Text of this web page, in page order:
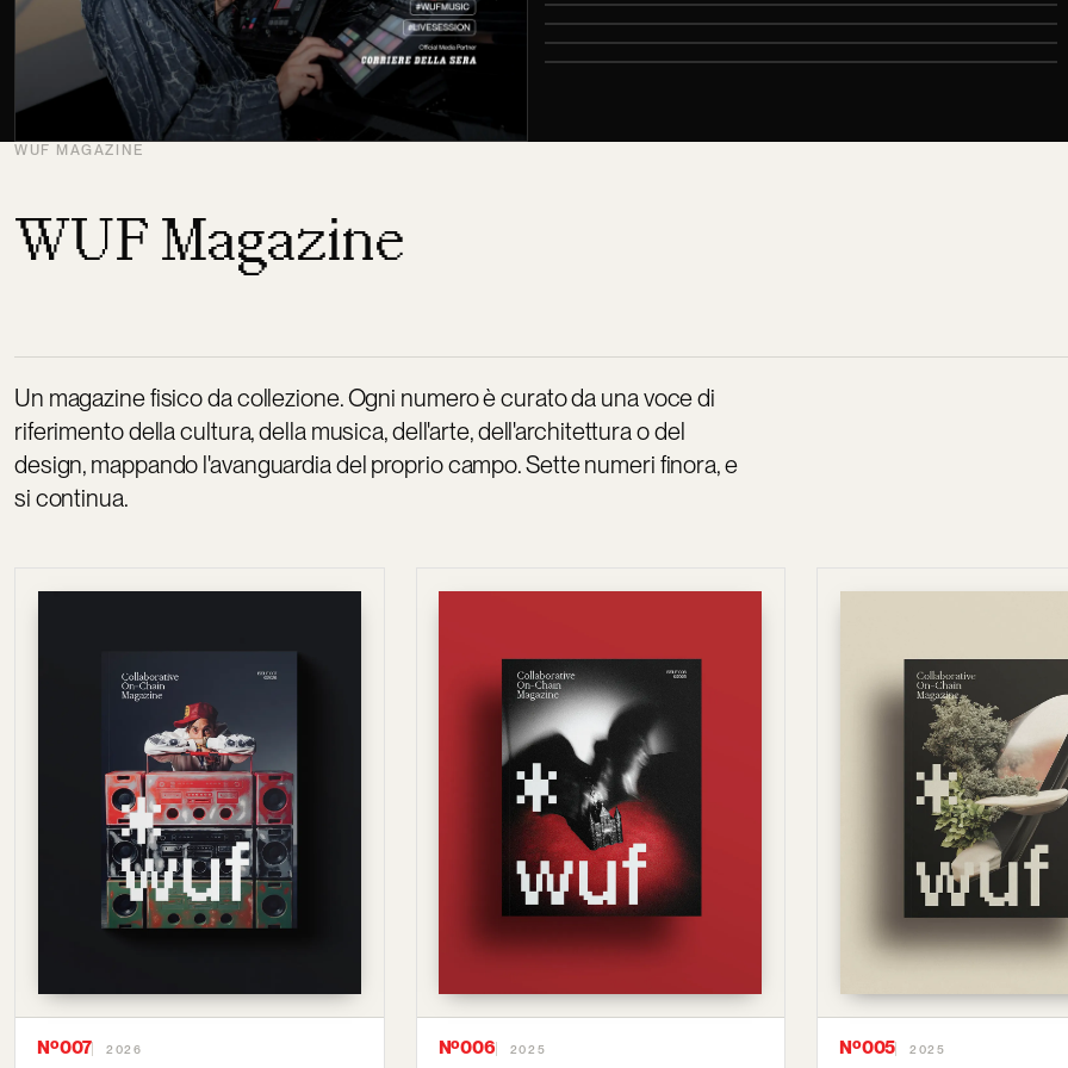
WUF MAGAZINE
WUF Magazine
Un magazine fisico da collezione. Ogni numero è curato da una voce di
riferimento della cultura, della musica, dell'arte, dell'architettura o del
design, mappando l'avanguardia del proprio campo. Sette numeri finora, e
si continua.
Nº007 2026 Nº006 2025 Nº005 2025